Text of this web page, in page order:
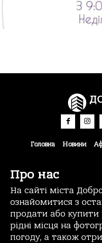
Головна Новини
Про нас
На сайті міста
ознайомитися з
продати або купити
рідні місця на
погоду, а також